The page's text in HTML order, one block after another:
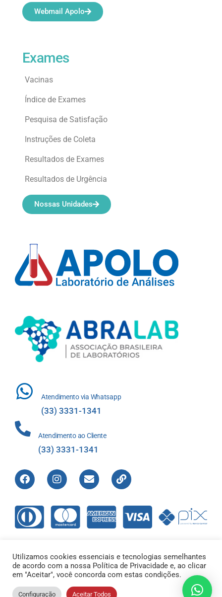
Atendimento via Whatsapp
(33) 3331-1341
Atendimento ao Cliente
(33) 3331-1341
Exames
Vacinas
Índice de Exames
Pesquisa de Satisfação
Instruções de Coleta
Resultados de Exames
Resultados de Urgência
Nossas Unidades
Webmail Apolo
Direitos Reservados © 2012-2022 Laboratório de Análises Apolo
Ltda – 00.421.604/0001-01 |
Utilizamos cookies essenciais e tecnologias semelhantes
de acordo com a nossa Política de Privacidade e, ao clicar
em "Aceitar", você concorda com estas condições.
Configuração Aceitar Todos